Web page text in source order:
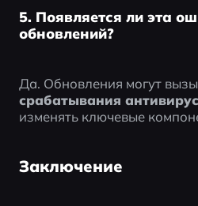
5. Появляется ли эта
обновлений?
Да. Обновления могут
срабатывания
изменять ключевые
Заключение